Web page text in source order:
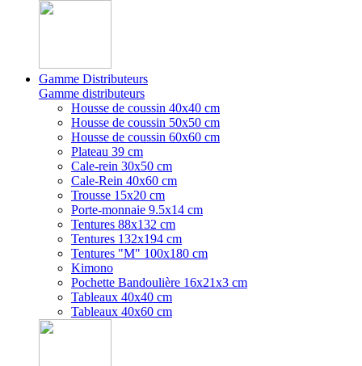
Gamme Distributeurs
Gamme distributeurs
Housse de coussin 40x40 cm
Housse de coussin 50x50 cm
Housse de coussin 60x60 cm
Plateau 39 cm
Cale-rein 30x50 cm
Cale-Rein 40x60 cm
Trousse 15x20 cm
Porte-monnaie 9.5x14 cm
Tentures 88x132 cm
Tentures 132x194 cm
Tentures "M" 100x180 cm
Kimono
Pochette Bandoulière 16x21x3 cm
Tableaux 40x40 cm
Tableaux 40x60 cm